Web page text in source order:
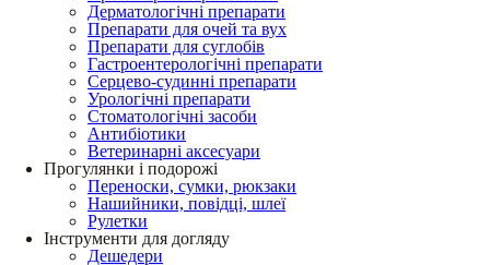
Дерматологічні препарати
Препарати для очей та вух
Препарати для суглобів
Гастроентерологічні препарати
Серцево-судинні препарати
Урологічні препарати
Стоматологічні засоби
Антибіотики
Ветеринарні аксесуари
Прогулянки і подорожі
Переноски, сумки, рюкзаки
Нашийники, повідці, шлеї
Рулетки
Інструменти для догляду
Дешедери